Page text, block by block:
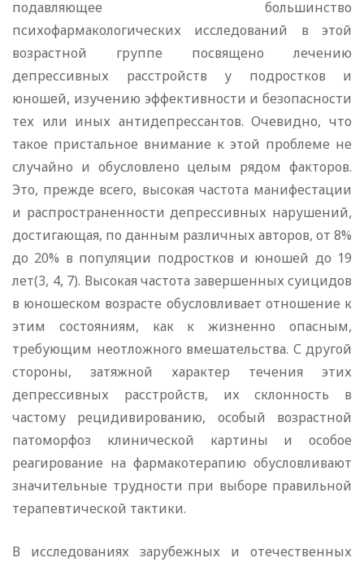
подавляющее большинство
психофармакологических исследований в этой
возрастной группе посвящено лечению
депрессивных расстройств у подростков и
юношей, изучению эффективности и безопасности
тех или иных антидепрессантов. Очевидно, что
такое пристальное внимание к этой проблеме не
случайно и обусловлено целым рядом факторов.
Это, прежде всего, высокая частота манифестации
и распространенности депрессивных нарушений,
достигающая, по данным различных авторов, от 8%
до 20% в популяции подростков и юношей до 19
лет(3, 4, 7). Высокая частота завершенных суицидов
в юношеском возрасте обусловливает отношение к
этим состояниям, как к жизненно опасным,
требующим неотложного вмешательства. С другой
стороны, затяжной характер течения этих
депрессивных расстройств, их склонность в
частому рецидивированию, особый возрастной
патоморфоз клинической картины и особое
реагирование на фармакотерапию обусловливают
значительные трудности при выборе правильной
терапевтической тактики.
В исследованиях зарубежных и отечественных